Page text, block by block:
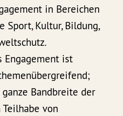
in Bereichen
Sport, Kultur, Bildung,
Engagement ist
Bandbreite der
von